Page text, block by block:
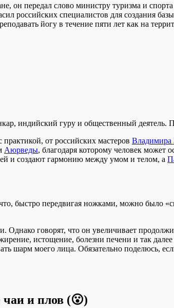
он передал слово министру туризма и
российских специалистов для создания
йогу в течение пяти лет как на
индийский гуру и общественный деятель.
от российских мастеров Владимира
Аюрведы, благодаря которому человек может
и создают гармонию между умом и телом, а
быстро передвигая ножками, можно было
Однако говорят, что он увеличивает
истощение, болезни печени и так далее
шарм моего лица. Обязательно поделюсь,
и плов (😮)